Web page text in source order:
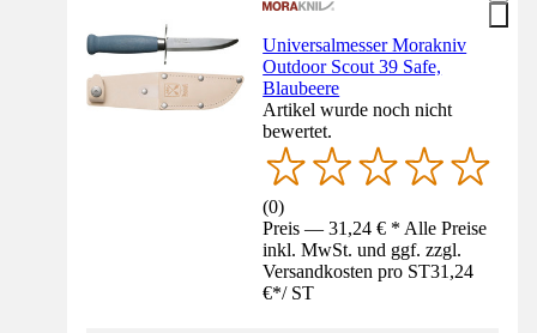
Universalmesser Morakniv
Outdoor Scout 39 Safe,
Blaubeere
Artikel wurde noch nicht
bewertet.
(0)
Preis — 31,24 € * Alle Preise
inkl. MwSt. und ggf. zzgl.
Versandkosten pro ST31,24
€*/ ST